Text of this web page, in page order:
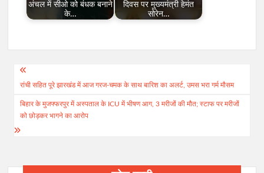
अंचल में सीओ को बंधक बनाने
के…
दिवस पर मुख्यमंत्री हेमंत
सोरेन…
Post
navigation
रांची सहित पूरे झारखंड में आज गरज-चमक के साथ बारिश का अलर्ट, उमस भरा गर्म मौसम
बिहार के मुजफ्फरपुर में अस्पताल के ICU में भीषण आग, 3 मरीजों की मौत; स्टाफ पर मरीजों
को छोड़कर भागने का आरोप